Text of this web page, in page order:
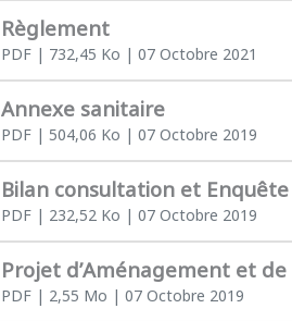
Règlement
PDF| 732,45 Ko | 07 Octobre 2021
Annexe sanitaire
PDF| 504,06 Ko | 07 Octobre 2019
Bilan consultation et
PDF| 232,52 Ko | 07 Octobre 2019
Projet d’Aménagement et
PDF| 2,55 Mo | 07 Octobre 2019